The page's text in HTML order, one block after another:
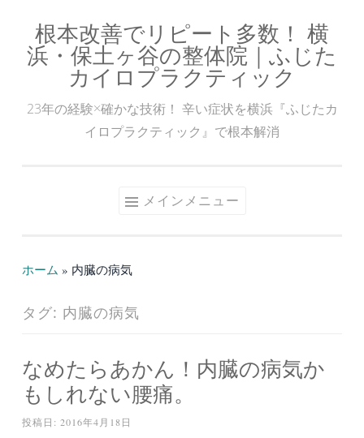
ン
根本改善でリピート多数！ 横
浜・保土ヶ谷の整体院｜ふじた
カイロプラクティック
23年の経験×確かな技術！ 辛い症状を横浜『ふじたカ
イロプラクティック』で根本解消
メインメニュー
ホーム » 内臓の病気
タグ: 内臓の病気
なめたらあかん！内臓の病気か
もしれない腰痛。
投稿日: 2016年4月18日